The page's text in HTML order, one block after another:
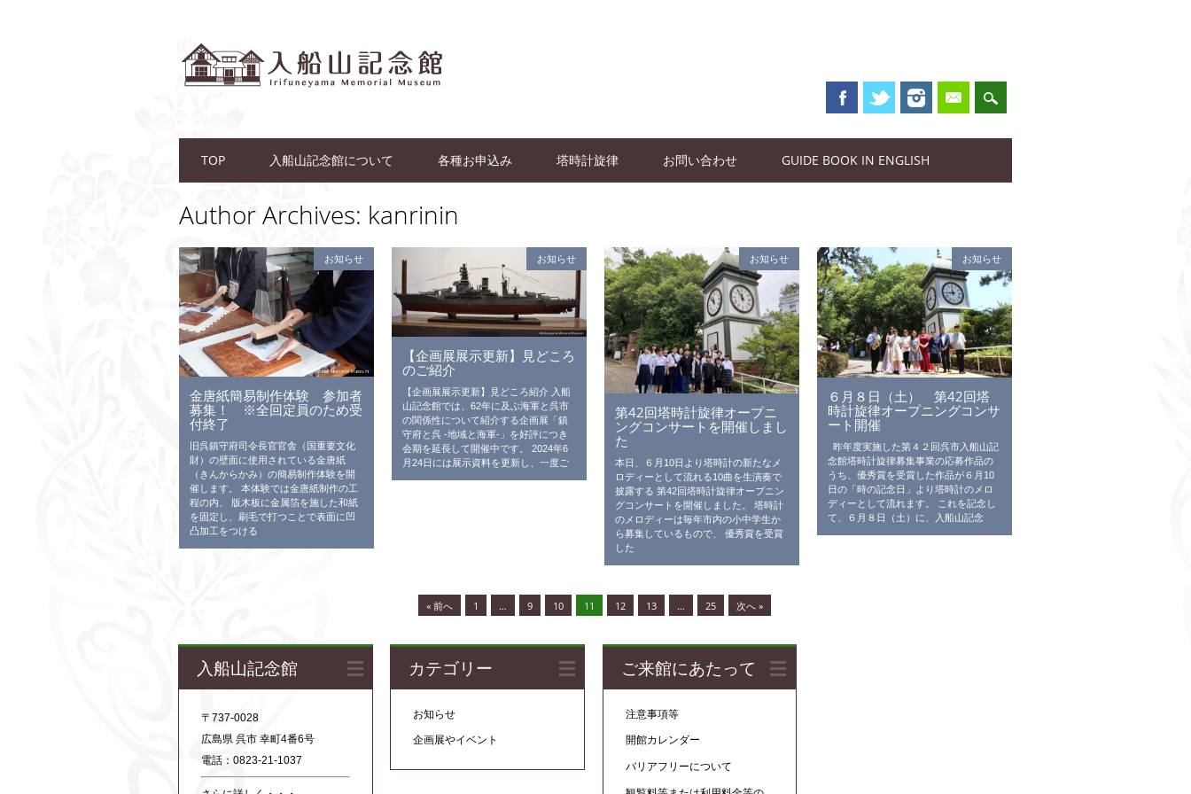
Main menu
TOP 入船山記念館について 各種お申込み 塔時計旋律 お問い合わせ GUIDE BOOK IN ENGLISH
Author Archives: kanrinin
お知らせ
金唐紙簡易制作体験 参加者
募集！ ※全回定員のため受
付終了
旧呉鎮守府司令長官官舎（国重要文化
財）の壁面に使用されている金唐紙
（きんからかみ）の簡易制作体験を開
催します。 本体験では金唐紙制作の工
程の内、 版木板に金属箔を施した和紙
を固定し、刷毛で打つことで表面に凹
凸加工をつける
お知らせ
【企画展展示更新】見どころ
のご紹介
【企画展展示更新】見どころ紹介 入船
山記念館では、62年に及ぶ海軍と呉市
の関係性について紹介する企画展「鎮
守府と呉 -地域と海軍-」を好評につき
会期を延長して開催中です。 2024年6
月24日には展示資料を更新し、一度ご
お知らせ
第42回塔時計旋律オープニ
ングコンサートを開催しまし
た
本日、６月10日より塔時計の新たなメ
ロディーとして流れる10曲を生演奏で
披露する 第42回塔時計旋律オープニン
グコンサートを開催しました。 塔時計
のメロディーは毎年市内の小中学生か
ら募集しているもので、 優秀賞を受賞
した
お知らせ
６月８日（土） 第42回塔
時計旋律オープニングコンサ
ート開催
昨年度実施した第４２回呉市入船山記
念館塔時計旋律募集事業の応募作品の
うち、優秀賞を受賞した作品が６月10
日の「時の記念日」より塔時計のメロ
ディーとして流れます。 これを記念し
て、６月８日（土）に、入船山記念
« 前へ 1 … 9 10 11 12 13 … 25 次へ »
入船山記念館
〒737-0028
広島県 呉市 幸町4番6号
電話：0823-21-1037
カテゴリー
お知らせ
企画展やイベント
ご来館にあたって
注意事項等
開館カレンダー
バリアフリーについて